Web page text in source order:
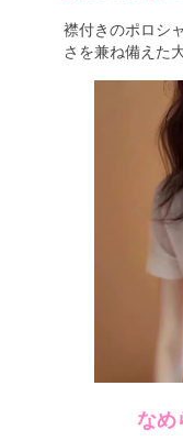
襟付きのポロシ
さを兼ね備えた
なめ